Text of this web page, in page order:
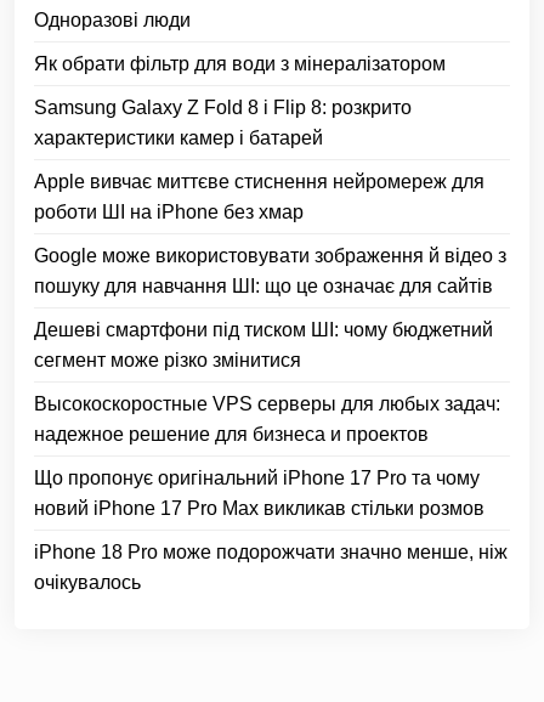
Одноразові люди
Як обрати фільтр для води з мінералізатором
Samsung Galaxy Z Fold 8 і Flip 8: розкрито
характеристики камер і батарей
Apple вивчає миттєве стиснення нейромереж для
роботи ШІ на iPhone без хмар
Google може використовувати зображення й відео з
пошуку для навчання ШІ: що це означає для сайтів
Дешеві смартфони під тиском ШІ: чому бюджетний
сегмент може різко змінитися
Высокоскоростные VPS серверы для любых задач:
надежное решение для бизнеса и проектов
Що пропонує оригінальний iPhone 17 Pro та чому
новий iPhone 17 Pro Max викликав стільки розмов
iPhone 18 Pro може подорожчати значно менше, ніж
очікувалось